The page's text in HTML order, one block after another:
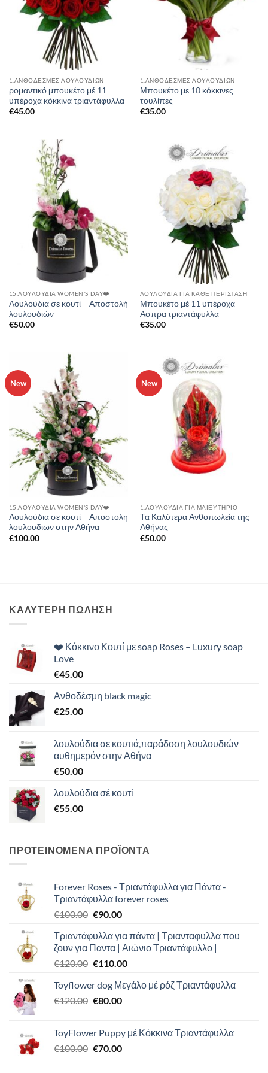
1.ΑΝΘΟΔΕΣΜΕΣ ΛΟΥΛΟΥΔΙΩΝ
ρομαντικό μπουκέτο μέ 11
υπέροχα κόκκινα τριαντάφυλλα
€45.00
1.ΑΝΘΟΔΕΣΜΕΣ ΛΟΥΛΟΥΔΙΩΝ
Μπουκέτο με 10 κόκκινες
τουλίπες
€35.00
15.ΛΟΥΛΟΎΔΙΑ WOMEN'S DAY❤️
Λουλούδια σε κουτί – Αποστολή
λουλουδιών
€50.00
ΛΟΥΛΟΥΔΙΑ ΓΙΑ ΚΑΘΕ ΠΕΡΙΣΤΑΣΗ
Μπουκέτο μέ 11 υπέροχα
Ασπρα τριαντάφυλλα
€35.00
New
15.ΛΟΥΛΟΎΔΙΑ WOMEN'S DAY❤️
Λουλούδια σε κουτί – Αποστολη
λουλουδιων στην Αθήνα
€100.00
New
1.ΛΟΥΛΟΥΔΙΑ ΓΙΑ ΜΑΙΕΥΤΗΡΙΟ
Τα Καλύτερα Ανθοπωλεία της
Αθήνας
€50.00
ΚΑΛΥΤΕΡΗ ΠΩΛΗΣΗ
❤️ Κόκκινο Κουτί με soap Roses – Luxury soap
Love
€45.00
Ανθοδέσμη black magic
€25.00
λουλούδια σε κουτιά,παράδοση λουλουδιών
αυθημερόν στην Αθήνα
€50.00
λουλούδια σέ κουτί
€55.00
ΠΡΟΤΕΙΝΟΜΕΝΑ ΠΡΟΪΟΝΤΑ
Forever Roses - Τριαντάφυλλα για Πάντα -
Τριαντάφυλλα forever roses
€100.00 Original
was:
€100.00.
€90.00Η
τιμή
είναι:
€90.00.
Τριαντάφυλλα για πάντα | Τριανταφυλλα που
ζουν για Παντα | Αιώνιο Τριαντάφυλλο |
€120.00 Original
was:
€120.00.
€110.00Η
τιμή
Toyflower dog Μεγάλο μέ ρόζ Τριαντάφυλλα
€120.00 Original
€120.00.
€80.00Η
είναι:
€80.00.
ToyFlower Puppy μέ Κόκκινα Τριαντάφυλλα
€100.00 Original
€70.00Η